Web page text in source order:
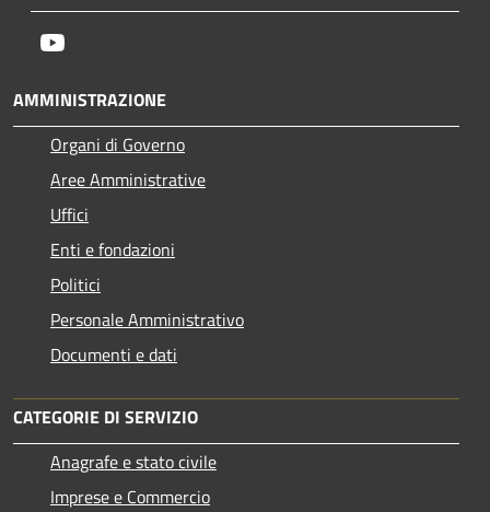
AMMINISTRAZIONE
Organi di Governo
Aree Amministrative
Uffici
Enti e fondazioni
Politici
Personale Amministrativo
Documenti e dati
CATEGORIE DI SERVIZIO
Anagrafe e stato civile
Imprese e Commercio